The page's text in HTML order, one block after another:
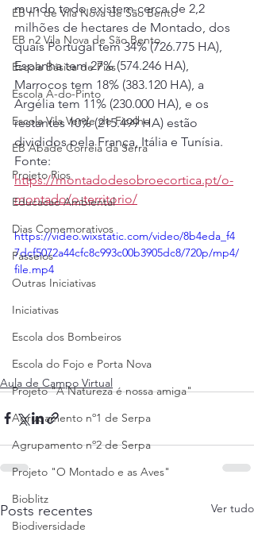
EB n1 de Vila Nova de São Bento
EB n2 Vila Nova de São Bento
Escola Básica de Pias
Escola A-do-Pinto
Escola Vila Verde de Ficalho
EB Abade Correia da Serra
Projeto Rios
Educacao Ambiental
Dias Comemorativos
Passeios
Outras Iniciativas
Iniciativas
Escola dos Bombeiros
Escola do Fojo e Porta Nova
Projeto "A Natureza é nossa amiga"
Agrupamento nº1 de Serpa
Agrupamento nº2 de Serpa
Projeto "O Montado e as Aves"
Bioblitz
Biodiversidade
mundo todo existem cerca de 2,2
milhões de hectares de Montado, dos
quais Portugal tem 34% (726.775 HA),
Espanha tem 27% (574.246 HA),
Marrocos tem 18% (383.120 HA), a
Argélia tem 11% (230.000 HA), e os
restantes 10% (215.499 HA) estão
divididos pela França, Itália e Tunísia.
Fonte:
https://montadodesobroecortica.pt/o-
montado/o-territorio/
https://video.wixstatic.com/video/8b4eda_f4
7dcf5072a44cfc8c993c00b3905dc8/720p/mp4/
file.mp4
Aula de Campo Virtual
Posts recentes Ver tudo